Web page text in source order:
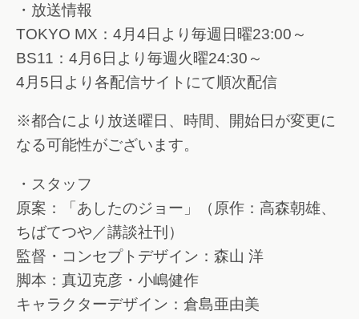
・放送情報
TOKYO MX：4月4日より毎週日曜23:00～
BS11：4月6日より毎週火曜24:30～
4月5日より各配信サイトにて順次配信
※都合により放送曜日、時間、開始日が変更に
なる可能性がございます。
・スタッフ
原案：「あしたのジョー」（原作：高森朝雄、
ちばてつや／講談社刊）
監督・コンセプトデザイン：森山 洋
脚本：真辺克彦・小嶋健作
キャラクターデザイン：倉島亜由美